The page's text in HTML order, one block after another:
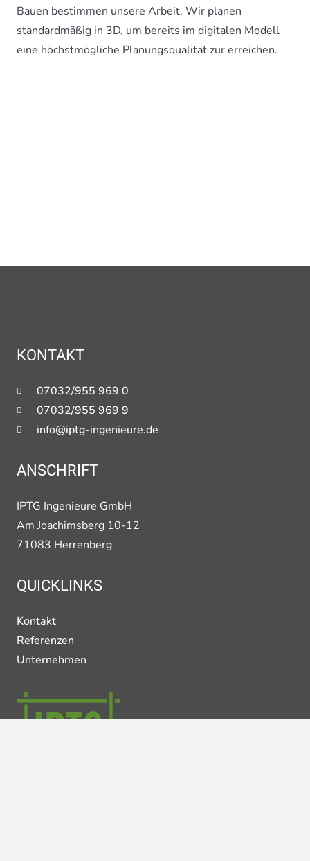
Bauen bestimmen unsere Arbeit. Wir planen
standardmäßig in 3D, um bereits im digitalen Modell
eine höchstmögliche Planungsqualität zur erreichen.
KONTAKT
07032/955 969 0
07032/955 969 9
info@iptg-ingenieure.de
ANSCHRIFT
IPTG Ingenieure GmbH
Am Joachimsberg 10-12
71083 Herrenberg
QUICKLINKS
Kontakt
Referenzen
Unternehmen